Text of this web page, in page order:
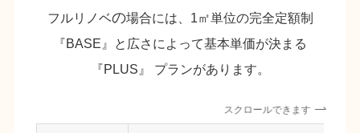
フルリノベの場合には、1㎡単位の完全定額制
『BASE』と広さによって基本単価が決まる
『PLUS』 プランがあります。
スクロールできます